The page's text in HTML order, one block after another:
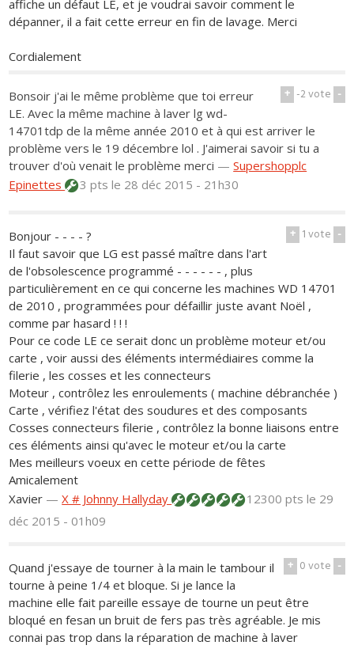
affiche un défaut LE, et je voudrai savoir comment le
dépanner, il a fait cette erreur en fin de lavage. Merci
Cordialement
+ -2vote -
Bonsoir j'ai le même problème que toi erreur
LE. Avec la même machine à laver lg wd-
14701tdp de la même année 2010 et à qui est arriver le
problème vers le 19 décembre lol . J'aimerai savoir si tu a
trouver d'où venait le problème merci —Supershopplc
Epinettes
3 ptsle 28 déc 2015 - 21h30
+ 1vote -
Bonjour - - - - ?
Il faut savoir que LG est passé maître dans l'art
de l'obsolescence programmé - - - - - - , plus
particulièrement en ce qui concerne les machines WD 14701
de 2010 , programmées pour défaillir juste avant Noël ,
comme par hasard ! ! !
Pour ce code LE ce serait donc un problème moteur et/ou
carte , voir aussi des éléments intermédiaires comme la
filerie , les cosses et les connecteurs
Moteur , contrôlez les enroulements ( machine débranchée )
Carte , vérifiez l'état des soudures et des composants
Cosses connecteurs filerie , contrôlez la bonne liaisons entre
ces éléments ainsi qu'avec le moteur et/ou la carte
Mes meilleurs voeux en cette période de fêtes
Amicalement
Xavier —X # Johnny Hallyday 12300 ptsle 29
déc 2015 - 01h09
+ 0vote -
Quand j'essaye de tourner à la main le tambour il
tourne à peine 1/4 et bloque. Si je lance la
machine elle fait pareille essaye de tourne un peut être
bloqué en fesan un bruit de fers pas très agréable. Je mis
connai pas trop dans la réparation de machine à laver